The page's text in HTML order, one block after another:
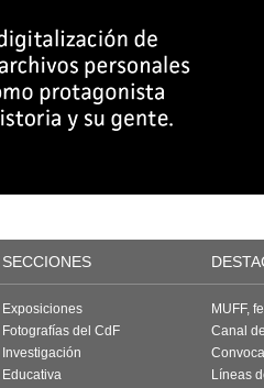
SECCIONES
Exposiciones
Fotografías del CdF
Investigación
Educativa
MUFF,
Canal
Líneas